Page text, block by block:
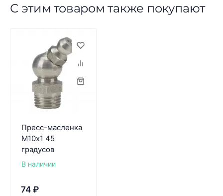
С этим товаром также покупают
Пресс-масленка
М10х1 45
градусов
В наличии
74 ₽